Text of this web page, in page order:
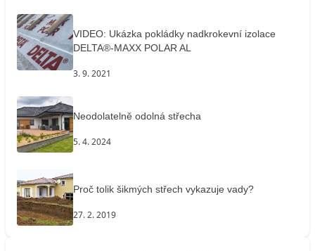
VIDEO: Ukázka pokládky nadkrokevní izolace
DELTA®-MAXX POLAR AL
3. 9. 2021
Neodolatelně odolná střecha
5. 4. 2024
Proč tolik šikmých střech vykazuje vady?
27. 2. 2019